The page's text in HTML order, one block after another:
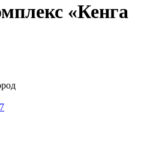
«Кенга